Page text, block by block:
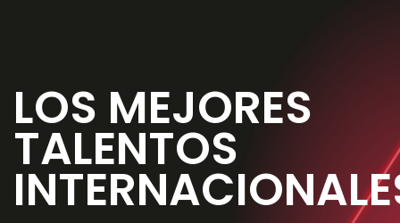
LOS MEJORES
TALENTOS